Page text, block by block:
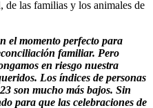
de las familias y los animales de
el momento perfecto para
familiar. Pero
en riesgo nuestra
Los índices de personas
son mucho más bajos. Sin
para que las celebraciones de